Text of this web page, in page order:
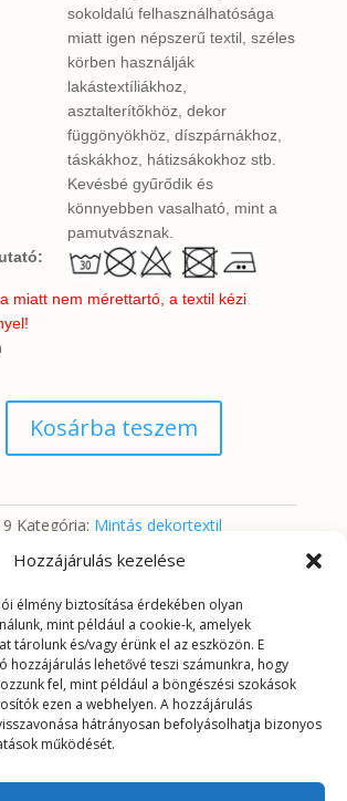
Hozzájárulás kezelése
élmény biztosítása érdekében olyan
mint például a cookie-k, amelyek
tárolunk és/vagy érünk el az eszközön. E
hozzájárulás lehetővé teszi számunkra, hogy
fel, mint például a böngészési szokások
ezen a webhelyen. A hozzájárulás
hátrányosan befolyásolhatja bizonyos
működését.
sokoldalú felhasználhatósága
miatt igen népszerű textil, széles
körben használják
lakástextíliákhoz,
asztalterítőkhöz, dekor
függönyökhöz, díszpárnákhoz,
táskákhoz, hátizsákokhoz stb.
Kevésbé gyűrődik és
könnyebben vasalható, mint a
pamutvásznak.
miatt nem mérettartó, a textil kézi
Kosárba teszem
Kategória: Mintás dekortextil
információk
0,2625 kg